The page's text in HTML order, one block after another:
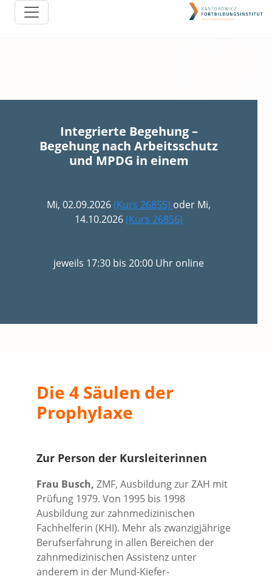
Integrierte Begehung –
Begehung nach Arbeitsschutz
und MPDG in einem
Mi, 02.09.2026(Kurs 26855) oder Mi,
14.10.2026(Kurs 26856)
jeweils 17:30 bis 20:00 Uhr online
Die 4 Säulen der
Prophylaxe
Zur Person der Kursleiterinnen
Frau Busch, ZMF, Ausbildung zur ZAH mit
Prüfung 1979. Von 1995 bis 1998
Ausbildung zur zahnmedizinischen
Fachhelferin (KHI). Mehr als zwanzigjährige
Berufserfahrung in allen Bereichen der
zahnmedizinischen Assistenz unter
anderem in der Mund-Kiefer-